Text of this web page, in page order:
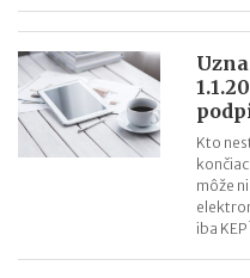
Kto
môže
iba